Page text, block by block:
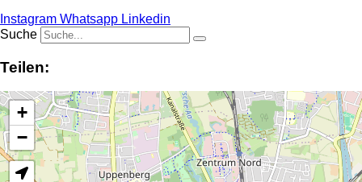
Instagram Whatsapp Linkedin
Suche
Teilen:
+
−